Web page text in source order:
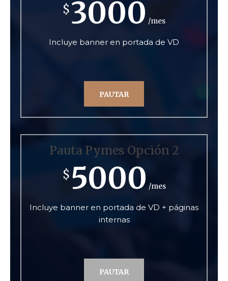
$3000 /mes
Incluye banner en portada de VD
PAUTAR
Pauta Pymes Opción 2
$ 5000 /mes
Incluye banner en portada de VD + páginas
internas
PAUTAR